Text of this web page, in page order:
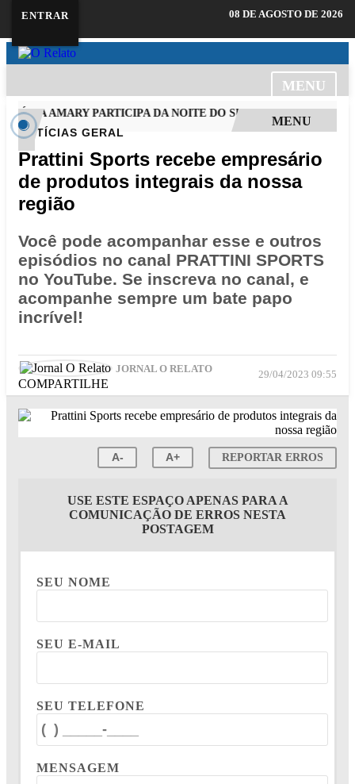
ENTRAR 08 DE AGOSTO DE 2026
MENU
AMARY PARTICIPA DA NOITE DO SUKIYAKI PAT DE
MENU
NOTÍCIAS GERAL
Prattini Sports recebe empresário
de produtos integrais da nossa
região
Você pode acompanhar esse e outros
episódios no canal PRATTINI SPORTS
no YouTube. Se inscreva no canal, e
acompanhe sempre um bate papo
incrível!
JORNAL O RELATO 29/04/2023 09:55
COMPARTILHE
A- A+ REPORTAR ERROS
USE ESTE ESPAÇO APENAS PARA A
COMUNICAÇÃO DE ERROS NESTA
POSTAGEM
SEU NOME
SEU E-MAIL
SEU TELEFONE
MENSAGEM